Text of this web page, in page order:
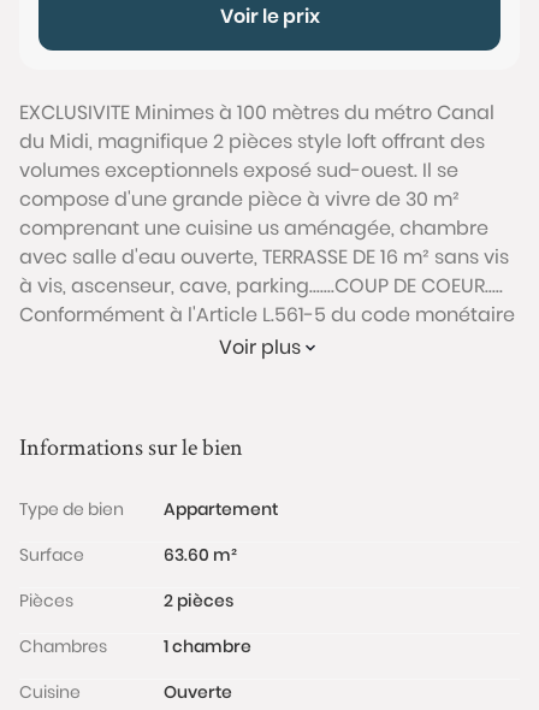
Voir le prix
EXCLUSIVITE Minimes à 100 mètres du métro Canal
du Midi, magnifique 2 pièces style loft offrant des
volumes exceptionnels exposé sud-ouest. Il se
compose d'une grande pièce à vivre de 30 m²
comprenant une cuisine us aménagée, chambre
avec salle d'eau ouverte, TERRASSE DE 16 m² sans vis
à vis, ascenseur, cave, parking.......COUP DE COEUR.....
Conformément à l'Article L.561-5 du code monétaire
et financier, veuillez noter qu'une pièce d'identité
Les informations sur les risques auxquels ce bien est
www.georisques.gouv.fr
Voir plus
Informations sur le bien
Type de bien
Appartement
Surface
63.60 m²
Pièces
2 pièces
Chambres
1 chambre
Cuisine
Ouverte